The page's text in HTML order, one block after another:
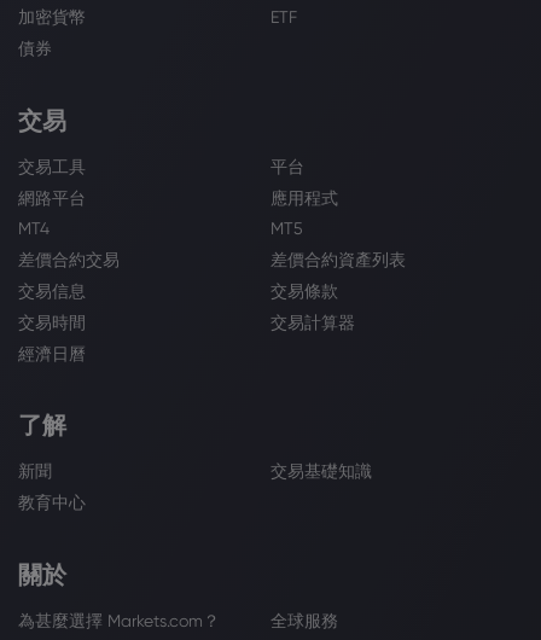
加密貨幣
ETF
債券
交易
交易工具
平台
網路平台
應用程式
MT4
MT5
差價合約交易
差價合約資產列表
交易信息
交易條款
交易時間
交易計算器
經濟日曆
了解
新聞
交易基礎知識
教育中心
關於
為甚麼選擇 Markets.com？
全球服務